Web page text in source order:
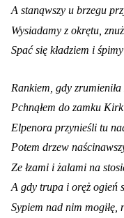
A stanąwszy u brzegu
Wysiadamy z okrętu,
Spać się kładziem i
Rankiem, gdy zrumieniła
Pchnąłem do zamku
Elpenora przynieśli tu
Potem drzew
Ze łzami i żalami na
A gdy trupa i oręż ogień
Sypiem nad nim mogiłę,